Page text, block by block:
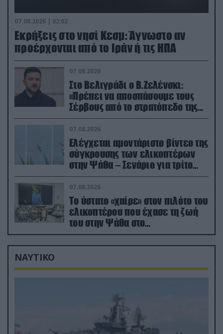
07.08.2026 | 02:02
Εκρήξεις στο νησί Κεσμ: Άγνωστο αν
προέρχονται από το Ιράν ή τις ΗΠΑ
07.08.2026
Στο Βελιγράδι ο Β.Ζελένσκι:
«Πρέπει να αποσπάσουμε τους
Σέρβους από το στρατόπεδο της
Ρωσίας»
07.08.2026
Ελέγχεται αμοντάριστο βίντεο της
σύγκρουσης των ελικοπτέρων
στην Ψάθα – Σενάριο για τρίτο
ελικόπτερο
07.08.2026
Το ύστατο «χαίρε» στον πιλότο του
ελικοπτέρου που έχασε τη ζωή
του στην Ψάθα στο
αποτεφρωτήριο Ριτσώνας
ΝΑΥΤΙΚΟ